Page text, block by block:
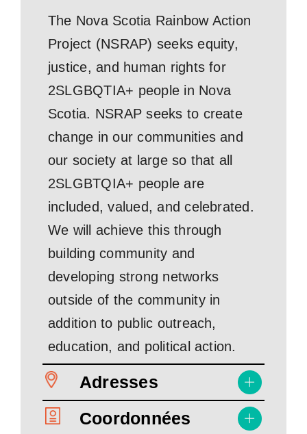
The Nova Scotia Rainbow Action
Project (NSRAP) seeks equity,
justice, and human rights for
2SLGBQTIA+ people in Nova
Scotia. NSRAP seeks to create
change in our communities and
our society at large so that all
2SLGBTQIA+ people are
included, valued, and celebrated.
We will achieve this through
building community and
developing strong networks
outside of the community in
addition to public outreach,
education, and political action.
Adresses
Coordonnées